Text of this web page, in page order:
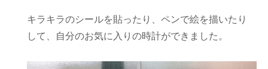
キラキラのシールを貼ったり、ペンで絵を描いたり
して、自分のお気に入りの時計ができました。